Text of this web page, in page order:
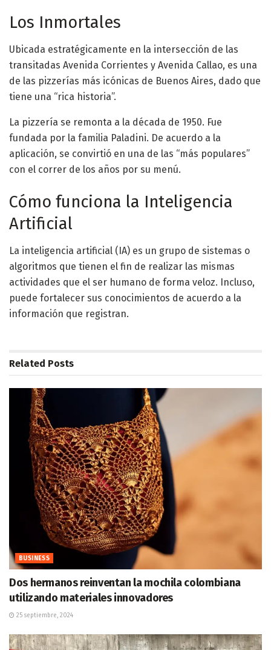
Los Inmortales
Ubicada estratégicamente en la intersección de las
transitadas Avenida Corrientes y Avenida Callao, es una
de las pizzerías más icónicas de Buenos Aires, dado que
tiene una “rica historia”.
La pizzería se remonta a la década de 1950. Fue
fundada por la familia Paladini. De acuerdo a la
aplicación, se convirtió en una de las “más populares”
con el correr de los años por su menú.
Cómo funciona la Inteligencia
Artificial
La inteligencia artificial (IA) es un grupo de sistemas o
algoritmos que tienen el fin de realizar las mismas
actividades que el ser humano de forma veloz. Incluso,
puede fortalecer sus conocimientos de acuerdo a la
información que registran.
Related Posts
BUSINESS
Dos hermanos reinventan la mochila colombiana
utilizando materiales innovadores
25 septiembre, 2024